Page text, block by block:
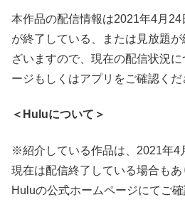
本作品の配信情報は2021年4月
が終了している、または見放題
ざいますので、現在の配信状況
ージもしくはアプリをご確認くだ
＜Huluについて＞
※紹介している作品は、2021年4
現在は配信終了している場合も
Huluの公式ホームページにてご確